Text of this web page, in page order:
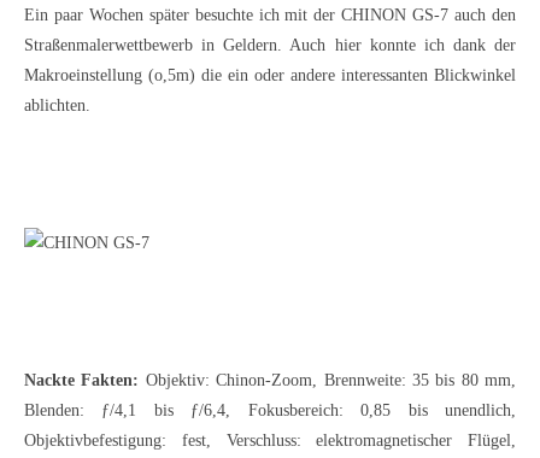
Ein paar Wochen später besuchte ich mit der CHINON GS-7 auch den
Straßenmalerwettbewerb in Geldern. Auch hier konnte ich dank der
Makroeinstellung (o,5m) die ein oder andere interessanten Blickwinkel
ablichten.
Nackte Fakten: Objektiv: Chinon-Zoom, Brennweite: 35 bis 80 mm,
Blenden: ƒ/4,1 bis ƒ/6,4, Fokusbereich: 0,85 bis unendlich,
Objektivbefestigung: fest, Verschluss: elektromagnetischer Flügel,